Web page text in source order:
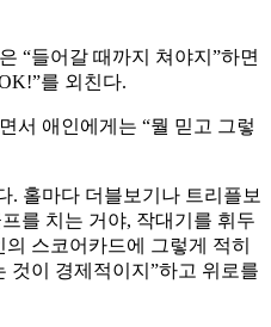
“들어갈 때까지 쳐야지”하면
를 외친다.
서 애인에게는 “뭘 믿고 그렇
. 홀마다 더블보기나 트리플보
를 치는 거야, 작대기를 휘두
스코어카드에 그렇게 적히
것이 경제적이지”하고 위로를